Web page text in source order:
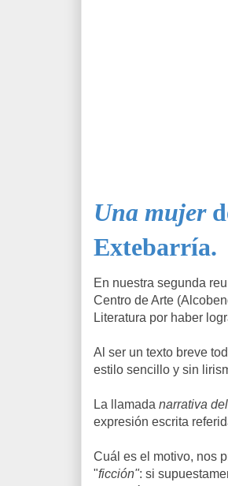
Una mujer
Extebarría.
En nuestra segunda
Centro de Arte
Literatura por haber
Al ser un texto breve
estilo sencillo y sin
La llamada narrativa
expresión escrita
Cuál es el motivo, nos
"ficción": si